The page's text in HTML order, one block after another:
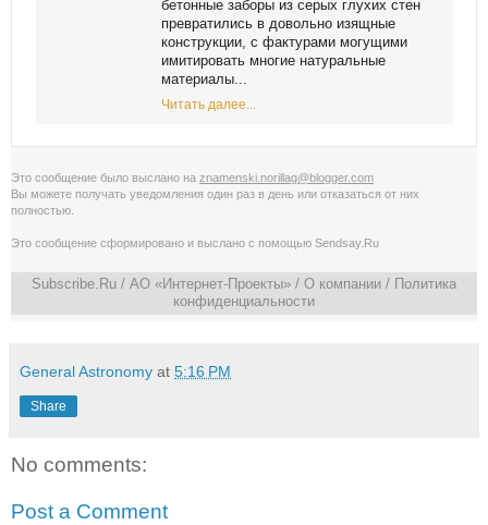
бетонные заборы из серых глухих стен
превратились в довольно изящные
конструкции, с фактурами могущими
имитировать многие натуральные
материалы...
Читать далее...
Это сообщение было выслано на znamenski.norillag@blogger.com
Вы можете получать уведомления один раз в день или отказаться от них
полностью
Это сообщение сформировано и выслано с помощью Sendsay.Ru
Subscribe.Ru / АО «Интернет-Проекты» / О компании / Политика
конфиденциальности
General Astronomy at 5:16 PM
Share
No comments:
Post a Comment